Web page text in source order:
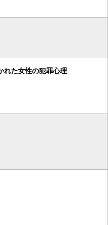
れた女性の犯罪心理